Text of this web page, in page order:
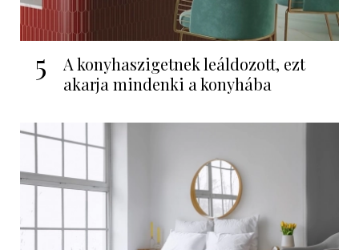
5
A konyhaszigetnek leáldozott, ezt
akarja mindenki a konyhába